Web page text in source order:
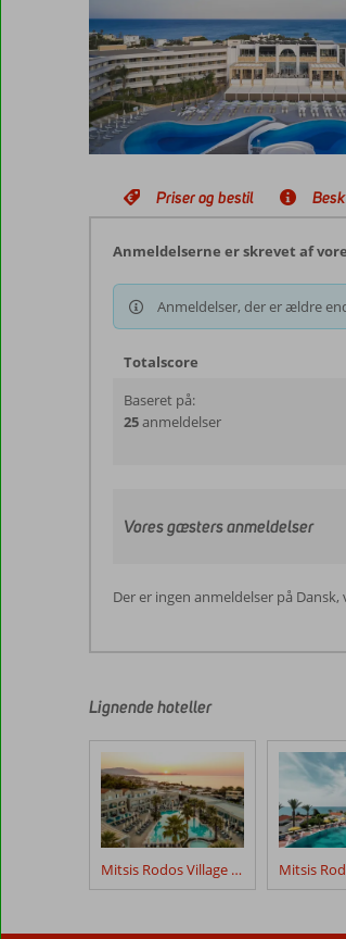
Priser og bestil
Anmeldelserne er skrevet af
Anmeldelser, der er ældre
Totalscore
Baseret på:
25anmeldelser
Vores gæsters anmeldelser
Der er ingen anmeldelser på
Lignende hoteller
Mitsis Rodos Village Beach Hotel & Spa